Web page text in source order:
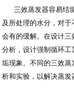
三效蒸发器容易结垢
及所处理的水分，对
会有的缓解。在设计
分析，设计强制循环
垢现象。不同的三效
析和实验，以解决蒸发